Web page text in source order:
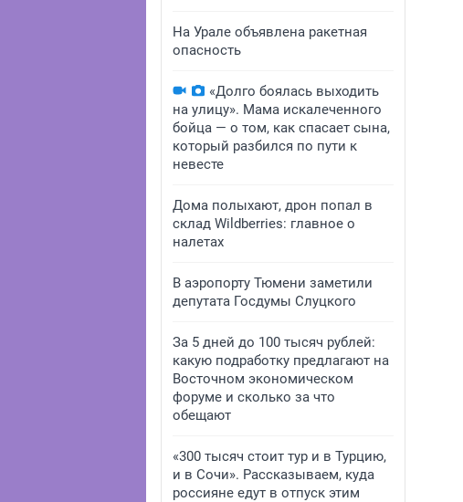
На Урале объявлена ракетная
опасность
«Долго боялась выходить
на улицу». Мама искалеченного
бойца — о том, как спасает сына,
который разбился по пути к
невесте
Дома полыхают, дрон попал в
склад Wildberries: главное о
налетах
В аэропорту Тюмени заметили
депутата Госдумы Слуцкого
За 5 дней до 100 тысяч рублей:
какую подработку предлагают на
Восточном экономическом
форуме и сколько за что
обещают
«300 тысяч стоит тур и в Турцию,
и в Сочи». Рассказываем, куда
россияне едут в отпуск этим